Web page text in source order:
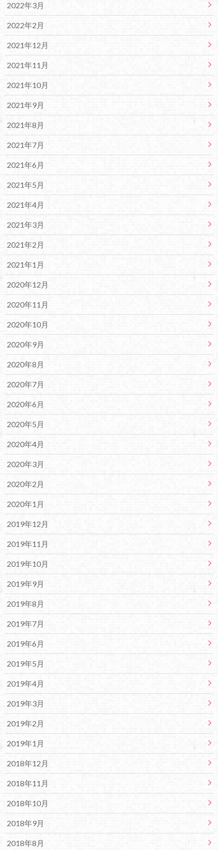
2022年3月
2022年2月
2021年12月
2021年11月
2021年10月
2021年9月
2021年8月
2021年7月
2021年6月
2021年5月
2021年4月
2021年3月
2021年2月
2021年1月
2020年12月
2020年11月
2020年10月
2020年9月
2020年8月
2020年7月
2020年6月
2020年5月
2020年4月
2020年3月
2020年2月
2020年1月
2019年12月
2019年11月
2019年10月
2019年9月
2019年8月
2019年7月
2019年6月
2019年5月
2019年4月
2019年3月
2019年2月
2019年1月
2018年12月
2018年11月
2018年10月
2018年9月
2018年8月